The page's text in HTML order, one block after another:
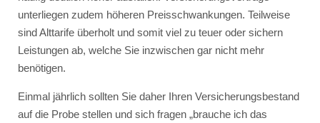
unterliegen zudem höheren Preisschwankungen. Teilweise
sind Alttarife überholt und somit viel zu teuer oder sichern
Leistungen ab, welche Sie inzwischen gar nicht mehr
benötigen.
Einmal jährlich sollten Sie daher Ihren Versicherungsbestand
auf die Probe stellen und sich fragen „brauche ich das